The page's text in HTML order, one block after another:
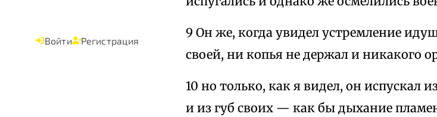
Войти Регистрация
9 Он же, когда увидел устремление
своей, ни копья не держал и никакого
10 но только, как я видел, он испускал
и из губ своих — как бы дыхание